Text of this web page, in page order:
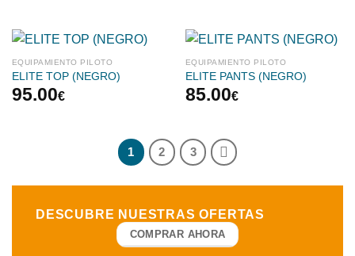
EQUIPAMIENTO PILOTO
ELITE TOP (NEGRO)
95.00€
EQUIPAMIENTO PILOTO
ELITE PANTS (NEGRO)
85.00€
1 2 3
DESCUBRE NUESTRASOFERTAS
COMPRAR AHORA